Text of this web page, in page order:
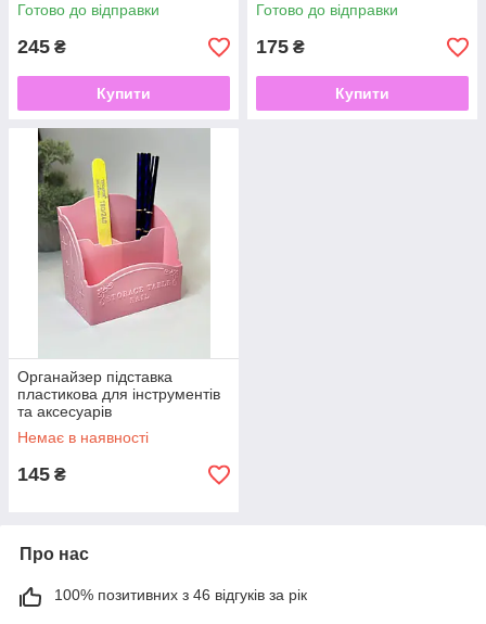
Готово до відправки
245 ₴
Купити
Готово до відправки
175 ₴
Купити
Органайзер підставка
пластикова для інструментів
та аксесуарів
Немає в наявності
145 ₴
Про нас
100% позитивних з 46 відгуків за рік